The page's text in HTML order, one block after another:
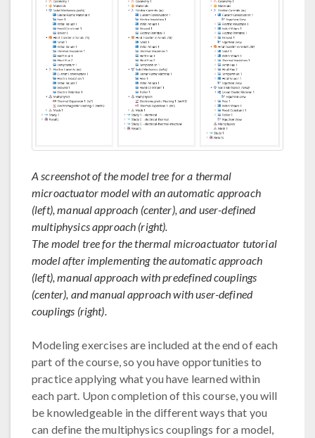
A screenshot of the model tree for a thermal
microactuator model with an automatic approach
(left), manual approach (center), and user-defined
multiphysics approach (right).
The model tree for the thermal microactuator tutorial
model after implementing the automatic approach
(left), manual approach with predefined couplings
(center), and manual approach with user-defined
couplings (right).
Modeling exercises are included at the end of each
part of the course, so you have opportunities to
practice applying what you have learned within
each part. Upon completion of this course, you will
be knowledgeable in the different ways that you
can define the multiphysics couplings for a model,